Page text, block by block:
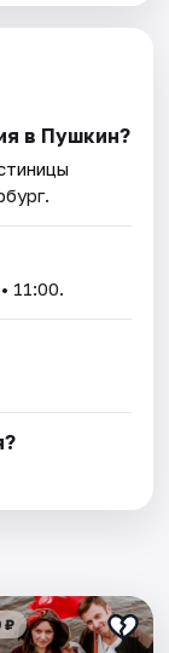
в Пушкин?
11:00.
₽